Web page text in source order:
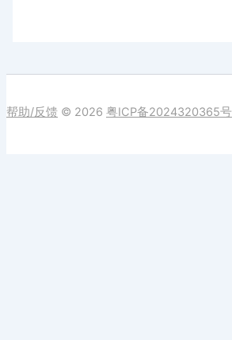
帮助/反馈 © 2026 粤ICP备2024320365号